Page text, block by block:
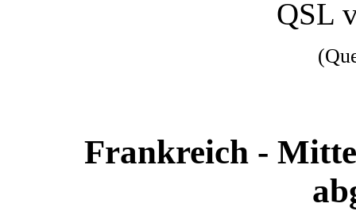
QSL
Frankreich -